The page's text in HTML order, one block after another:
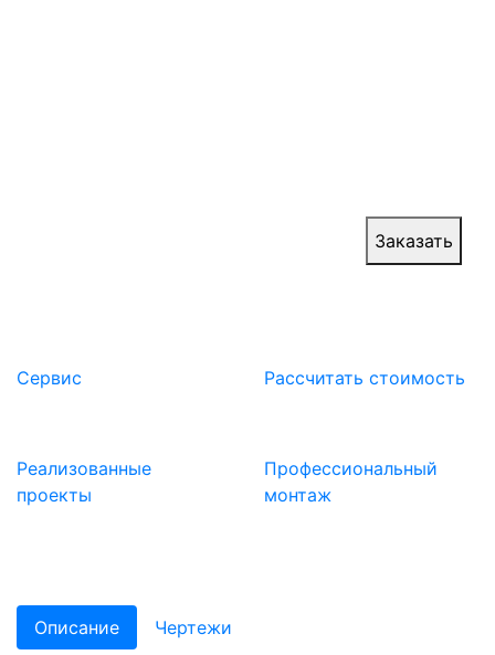
Заказать
Сервис Расcчитать стоимость
Реализованные
проекты
Профессиональный
монтаж
Описание Чертежи